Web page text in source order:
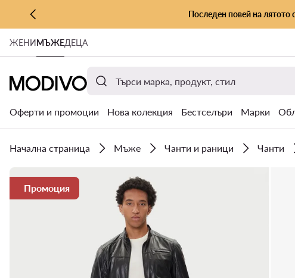
КЪМ ОСНОВНОТО СЪДЪРЖАНИЕ
КЪМ ТЪРСЕНЕ
Последен повей на лятото
ЖЕНИМЪЖЕДЕЦА
Оферти и промоции Нова колекция Бестселъри Марки
Начална страница Мъже Чанти и раници Чанти
Промоция